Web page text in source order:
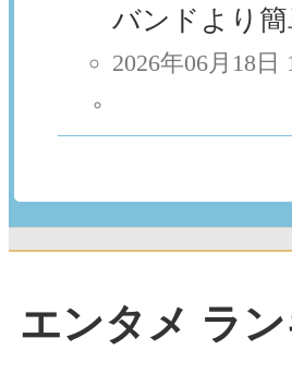
バンドより簡
2026年06月18日
エンタメ ラ